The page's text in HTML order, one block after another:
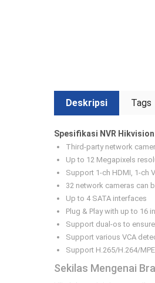
Deskripsi Tags
Spesifikasi NVR
Third-party network
Up to 12 Megapixels
Support 1-ch HDMI, 1-ch
32 network cameras can
Up to 4 SATA interfaces
Plug & Play with up to 16
Support dual-os to
Support various VCA
Support H.265/H.264/
Sekilas Mengenai